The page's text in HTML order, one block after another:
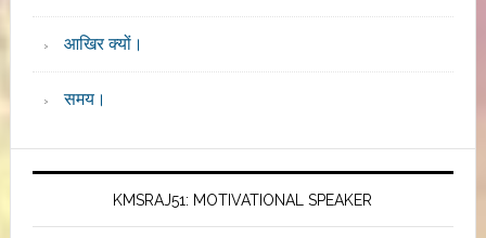
आखिर क्यों।
समय।
KMSRAJ51: MOTIVATIONAL SPEAKER